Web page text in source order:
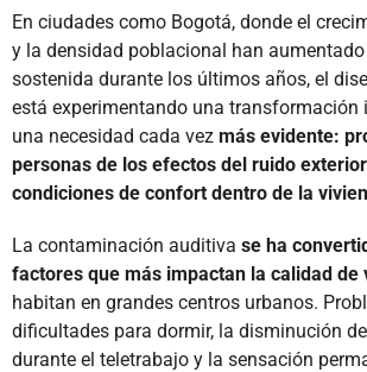
En ciudades como Bogotá, donde el
y la densidad poblacional han
sostenida durante los últimos años, el
está experimentando una transformación
una necesidad cada vez más evidente:
personas de los efectos del ruido
condiciones de confort dentro de la
La contaminación auditiva se ha
factores que más impactan la calidad de
habitan en grandes centros urbanos.
dificultades para dormir, la disminución
durante el teletrabajo y la sensación